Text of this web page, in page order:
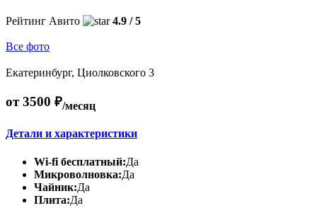
Рейтинг Авито 4.9 / 5
Все фото
Екатеринбург, Циолковского 3
от 3500 ₽/месяц
Детали и характеристики
Wi-fi бесплатный:Да
Микроволновка:Да
Чайник:Да
Плита:Да